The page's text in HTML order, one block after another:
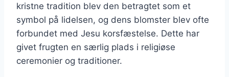
kristne tradition blev den betragtet som et
symbol på lidelsen, og dens blomster blev ofte
forbundet med Jesu korsfæstelse. Dette har
givet frugten en særlig plads i religiøse
ceremonier og traditioner.